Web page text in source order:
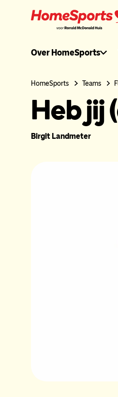
header
menu
Over HomeSports
HomeSports Teams
Heb jij
Birgit Landmeter